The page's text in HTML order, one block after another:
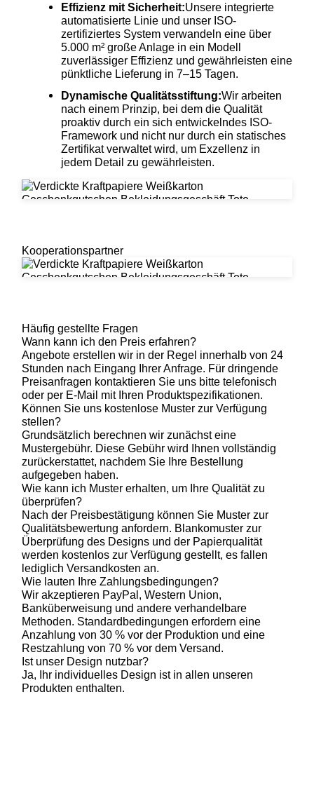
Effizienz mit Sicherheit:Unsere integrierte
automatisierte Linie und unser ISO-
zertifiziertes System verwandeln eine über
5.000 m² große Anlage in ein Modell
zuverlässiger Effizienz und gewährleisten eine
pünktliche Lieferung in 7–15 Tagen.
Dynamische Qualitätsstiftung:Wir arbeiten
nach einem Prinzip, bei dem die Qualität
proaktiv durch ein sich entwickelndes ISO-
Framework und nicht nur durch ein statisches
Zertifikat verwaltet wird, um Exzellenz in
jedem Detail zu gewährleisten.
Kooperationspartner
Häufig gestellte Fragen
Wann kann ich den Preis erfahren?
Angebote erstellen wir in der Regel innerhalb von 24
Stunden nach Eingang Ihrer Anfrage. Für dringende
Preisanfragen kontaktieren Sie uns bitte telefonisch
oder per E-Mail mit Ihren Produktspezifikationen.
Können Sie uns kostenlose Muster zur Verfügung
stellen?
Grundsätzlich berechnen wir zunächst eine
Mustergebühr. Diese Gebühr wird Ihnen vollständig
zurückerstattet, nachdem Sie Ihre Bestellung
aufgegeben haben.
Wie kann ich Muster erhalten, um Ihre Qualität zu
überprüfen?
Nach der Preisbestätigung können Sie Muster zur
Qualitätsbewertung anfordern. Blankomuster zur
Überprüfung des Designs und der Papierqualität
werden kostenlos zur Verfügung gestellt, es fallen
lediglich Versandkosten an.
Wie lauten Ihre Zahlungsbedingungen?
Wir akzeptieren PayPal, Western Union,
Banküberweisung und andere verhandelbare
Methoden. Standardbedingungen erfordern eine
Anzahlung von 30 % vor der Produktion und eine
Restzahlung von 70 % vor dem Versand.
Ist unser Design nutzbar?
Ja, Ihr individuelles Design ist in allen unseren
Produkten enthalten.